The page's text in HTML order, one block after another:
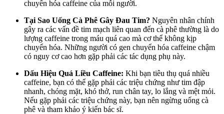
chuyển hóa caffeine của mỗi người.
Tại Sao Uống Cà Phê Gây Đau Tim? Nguyên nhân chính
gây ra các vấn đề tim mạch liên quan đến cà phê thường là do
lượng caffeine trong máu quá cao mà cơ thể không kịp
chuyển hóa. Những người có gen chuyển hóa caffeine chậm
có nguy cơ cao hơn gặp phải các tác dụng phụ này.
Dấu Hiệu Quá Liều Caffeine: Khi bạn tiêu thụ quá nhiều
caffeine, bạn có thể gặp phải các triệu chứng như tim đập
nhanh, chóng mặt, khó thở, run chân tay, lo lắng và mệt mỏi.
Nếu gặp phải các triệu chứng này, bạn nên ngừng uống cà
phê và tham khảo ý kiến bác sĩ.